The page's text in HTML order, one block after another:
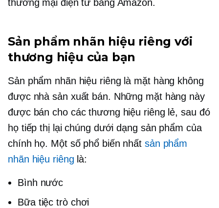
thương mại điện tử bằng Amazon.
Sản phẩm nhãn hiệu riêng với
thương hiệu của bạn
Sản phẩm nhãn hiệu riêng là mặt hàng không
được nhà sản xuất bán. Những mặt hàng này
được bán cho các thương hiệu riêng lẻ, sau đó
họ tiếp thị lại chúng dưới dạng sản phẩm của
chính họ. Một số phổ biến nhất sản phẩm
nhãn hiệu riêng là:
Bình nước
Bữa tiệc trò chơi